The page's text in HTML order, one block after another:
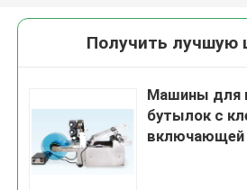
Получить лучшую
Машины для
бутылок с
включающей